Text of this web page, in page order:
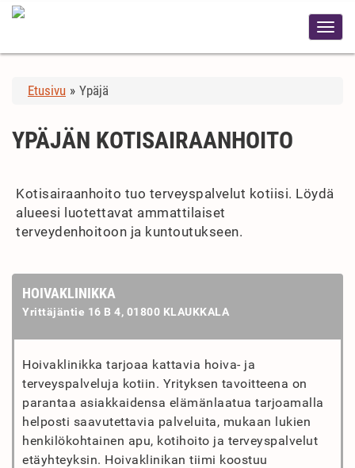
Etusivu » Ypäjä
YPÄJÄN KOTISAIRAANHOITO
Kotisairaanhoito tuo terveyspalvelut kotiisi. Löydä
alueesi luotettavat ammattilaiset
terveydenhoitoon ja kuntoutukseen.
HOIVAKLINIKKA
Yrittäjäntie 16 B 4, 01800 KLAUKKALA
Hoivaklinikka tarjoaa kattavia hoiva- ja
terveyspalveluja kotiin. Yrityksen tavoitteena on
parantaa asiakkaidensa elämänlaatua tarjoamalla
helposti saavutettavia palveluita, mukaan lukien
henkilökohtainen apu, kotihoito ja terveyspalvelut
etäyhteyksin. Hoivaklinikan tiimi koostuu